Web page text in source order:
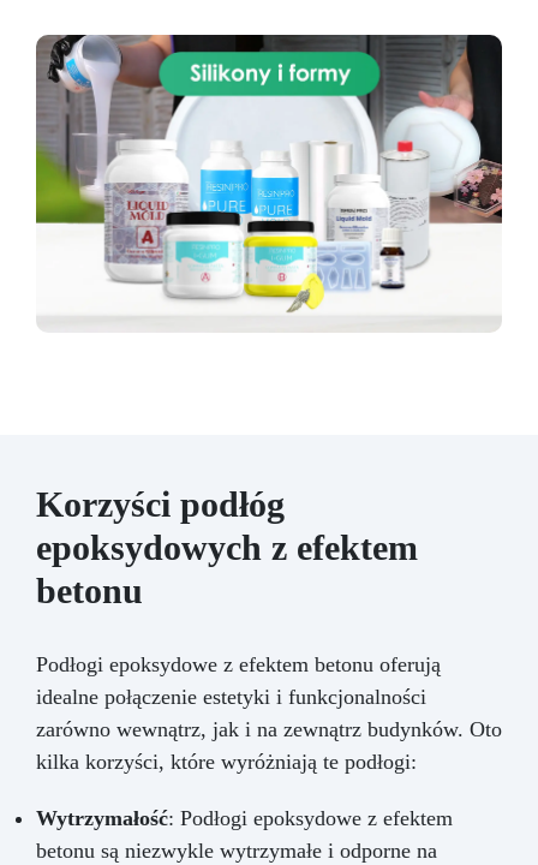
Korzyści podłóg
epoksydowych z efektem
betonu
Podłogi epoksydowe z efektem betonu oferują
idealne połączenie estetyki i funkcjonalności
zarówno wewnątrz, jak i na zewnątrz budynków. Oto
kilka korzyści, które wyróżniają te podłogi:
Wytrzymałość: Podłogi epoksydowe z efektem
betonu są niezwykle wytrzymałe i odporne na